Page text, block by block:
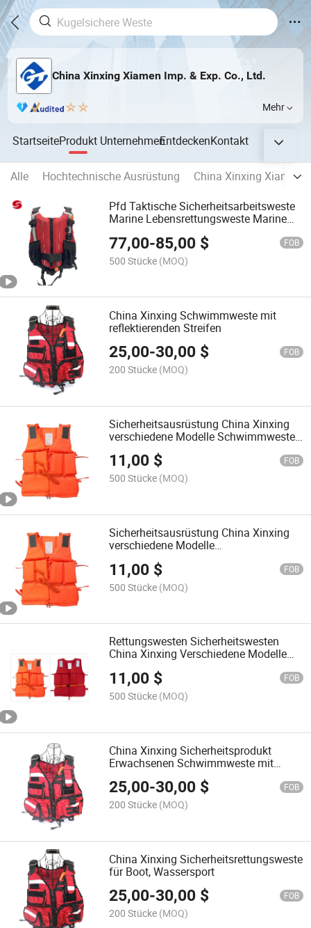
China Xinxing Xiamen Imp. & Exp. Co., Ltd.
Mehr
StartseiteProdukt UnternehmenEntdeckenKontakt
Alle Hochtechnische Ausrüstung
China Xinxing Xiamen
Pfd Taktische Sicherheitsarbeitsweste
Marine Lebensrettungsweste Marine
77,00-85,00 $ FOB
500 Stücke (MOQ)
China Xinxing Schwimmweste mit
reflektierenden Streifen
25,00-30,00 $ FOB
200 Stücke (MOQ)
Sicherheitsausrüstung China Xinxing
verschiedene Modelle Schwimmweste
Wasserrettung Rettungsweste
11,00 $ FOB
500 Stücke (MOQ)
Sicherheitsausrüstung China Xinxing
verschiedene Modelle
Sicherheitsweste
11,00 $ FOB
500 Stücke (MOQ)
Rettungswesten Sicherheitswesten
China Xinxing Verschiedene Modelle
Lebensrettungsbedarf Großhändler
11,00 $ FOB
500 Stücke (MOQ)
China Xinxing Sicherheitsprodukt
Erwachsenen Schwimmweste mit
reflektierenden Streifen
25,00-30,00 $ FOB
200 Stücke (MOQ)
China Xinxing Sicherheitsrettungsweste
für Boot, Wassersport
25,00-30,00 $ FOB
200 Stücke (MOQ)